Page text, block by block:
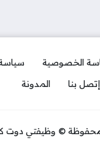
الخصوصية
إتصل بنا
المدونة
© وظيفتي دوت كوم